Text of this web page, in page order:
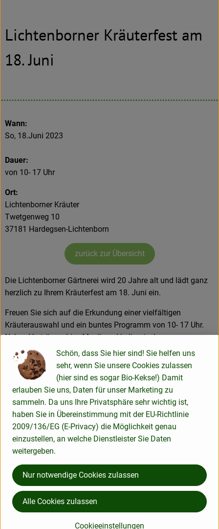
Obst & Gemüse
Über uns
Blog
Bio-Kochboxen
Lichtenborner Kräuterfest am
18. Juni
Wann:
So, 18.Juni 2023
Dauer:
von 10- 17 Uhr
Ort:
Lichtenborner Kräuter
Twetgenweg 10
37181 Hardegsen-Lichtenborn
zurück zur Übersicht
Die Lichtenborner Gärtnerei wird 20 Jahre alt und lädt ganz
herzlich zu Ihrem Kräuterfest am 18. Juni ein.
Freuen Sie sich auf die Erkundung einer vielfältigen
Kräuterauswahl und ein buntes Programm von 10- 17 Uhr.
Neben Vorträgen, Live-Musik und kulinarischen
Kräuterleckereien wird es auch ein Kinderprogramm und
Infostände. Natürlich können auch Kräuter erworben
werden.
Mehr Infos finden Sie auf der >> Website der Lichtenborner
Gärtnerei.
Die Bilder sind von der Lichtenborner Gärtnerei.
Gartestraße 50a
37130 Gleichen - Rittmarshausen
05508 979 419-0
Schön, dass Sie hier sind! Sie helfen uns
sehr, wenn Sie unsere Cookies zulassen
(hier sind es sogar Bio-Kekse!) Damit
erlauben Sie uns, Daten für unser Marketing zu
sammeln. Da uns Ihre Privatsphäre sehr wichtig ist,
haben Sie in Übereinstimmung mit der EU-Richtlinie
2009/136/EG (E-Privacy) die Möglichkeit genau
einzustellen, an welche Dienstleister Sie Daten
weitergeben.
Cookieeinstellungen
Nur notwendige Cookies zulassen
Alle Cookies zulassen